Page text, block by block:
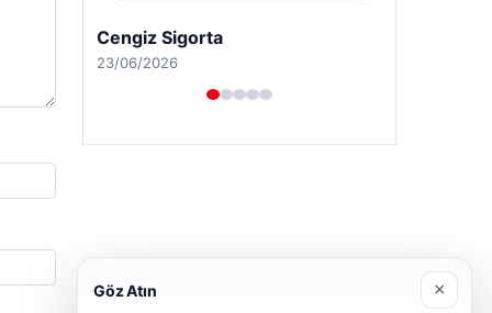
Hastaş Beton
26/05/2026
Göz Atın ×